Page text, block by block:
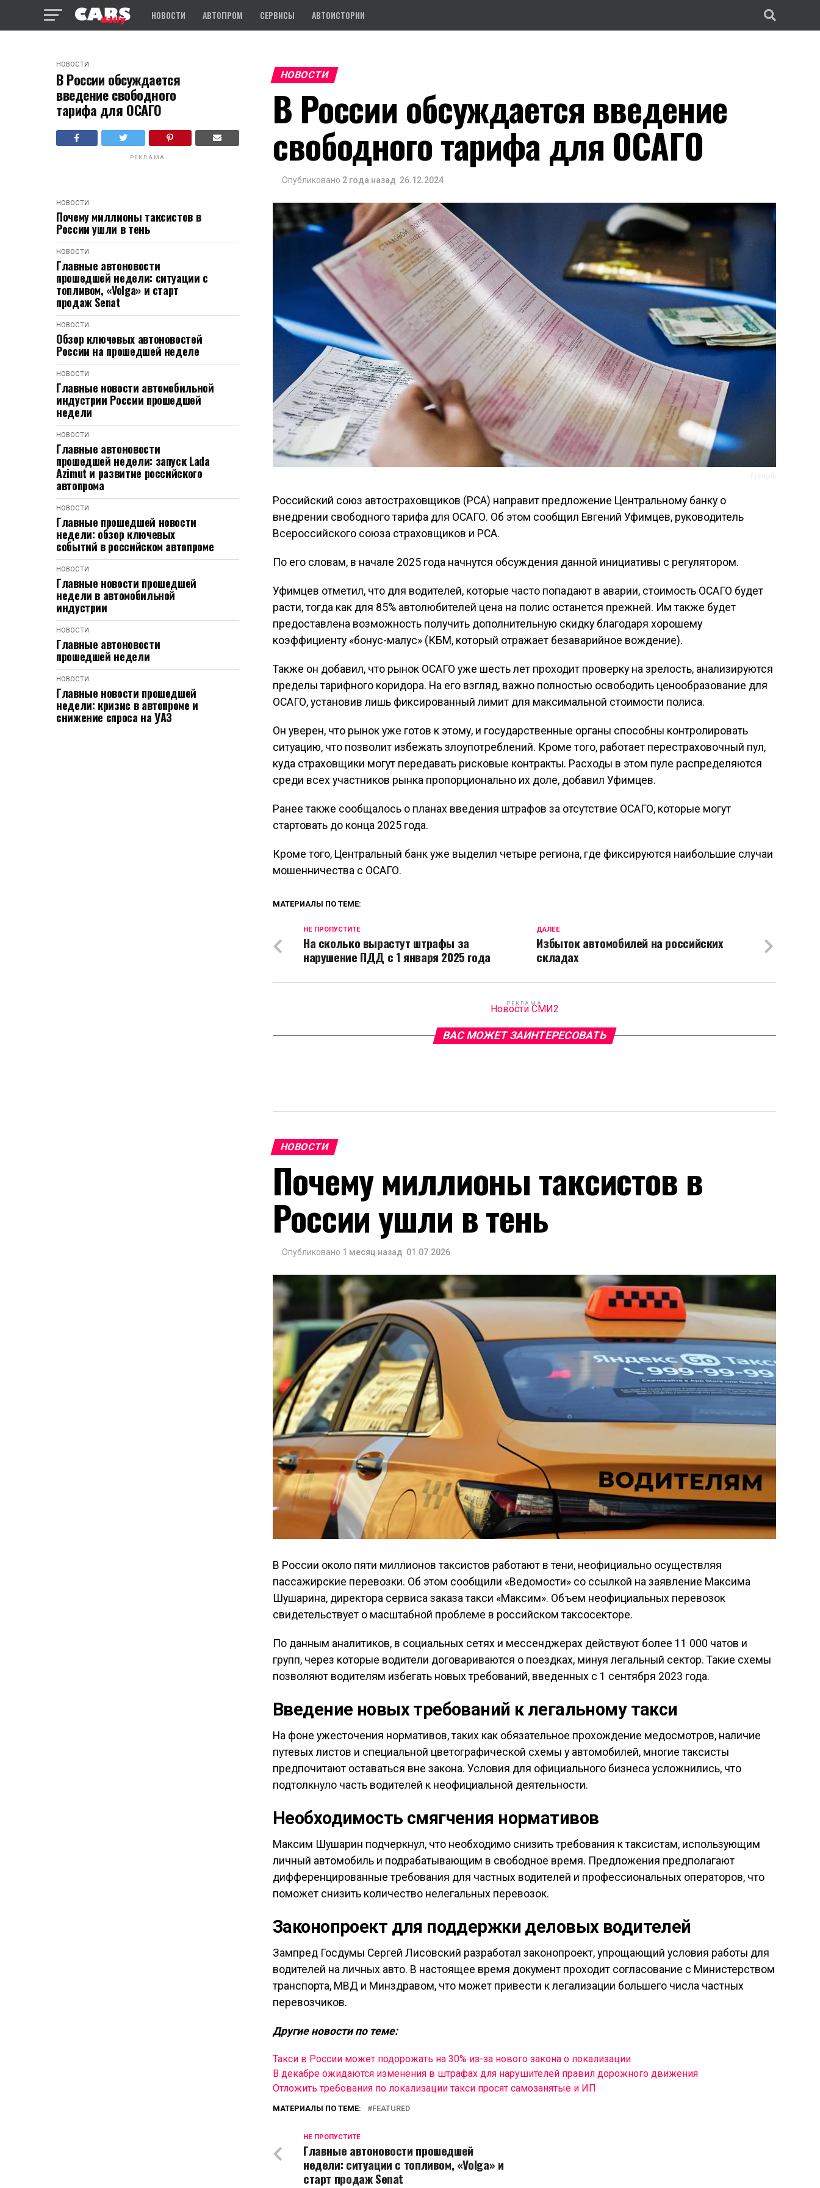
НОВОСТИ АВТОПРОМ СЕРВИСЫ АВТОИСТОРИИ
НОВОСТИ
В России обсуждается
введение свободного
тарифа для ОСАГО
РЕКЛАМА
НОВОСТИ
Почему миллионы таксистов в
России ушли в тень
НОВОСТИ
Главные автоновости
прошедшей недели: ситуации с
топливом, «Volga» и старт
продаж Senat
НОВОСТИ
Обзор ключевых автоновостей
России на прошедшей неделе
НОВОСТИ
Главные новости автомобильной
индустрии России прошедшей
недели
НОВОСТИ
Главные автоновости
прошедшей недели: запуск Lada
Azimut и развитие российского
автопрома
НОВОСТИ
Главные прошедшей новости
недели: обзор ключевых
событий в российском автопроме
НОВОСТИ
Главные новости прошедшей
недели в автомобильной
индустрии
НОВОСТИ
Главные автоновости
прошедшей недели
НОВОСТИ
Главные новости прошедшей
недели: кризис в автопроме и
снижение спроса на УАЗ
НОВОСТИ
В России обсуждается введение
свободного тарифа для ОСАГО
Опубликовано 2 года назад 26.12.2024
Российский союз автостраховщиков (РСА) направит предложение Центральному банку о
внедрении свободного тарифа для ОСАГО. Об этом сообщил Евгений Уфимцев, руководитель
Всероссийского союза страховщиков и РСА.
По его словам, в начале 2025 года начнутся обсуждения данной инициативы с регулятором.
Уфимцев отметил, что для водителей, которые часто попадают в аварии, стоимость ОСАГО будет
расти, тогда как для 85% автолюбителей цена на полис останется прежней. Им также будет
предоставлена возможность получить дополнительную скидку благодаря хорошему
коэффициенту «бонус-малус» (КБМ, который отражает безаварийное вождение).
Также он добавил, что рынок ОСАГО уже шесть лет проходит проверку на зрелость, анализируются
пределы тарифного коридора. На его взгляд, важно полностью освободить ценообразование для
ОСАГО, установив лишь фиксированный лимит для максимальной стоимости полиса.
Он уверен, что рынок уже готов к этому, и государственные органы способны контролировать
ситуацию, что позволит избежать злоупотреблений. Кроме того, работает перестраховочный пул,
куда страховщики могут передавать рисковые контракты. Расходы в этом пуле распределяются
среди всех участников рынка пропорционально их доле, добавил Уфимцев.
Ранее также сообщалось о планах введения штрафов за отсутствие ОСАГО, которые могут
стартовать до конца 2025 года.
Кроме того, Центральный банк уже выделил четыре региона, где фиксируются наибольшие случаи
мошенничества с ОСАГО.
МАТЕРИАЛЫ ПО ТЕМЕ:
ДАЛЕЕ
Избыток автомобилей на российских
складах
НЕ ПРОПУСТИТЕ
На сколько вырастут штрафы за
нарушение ПДД с 1 января 2025 года
РЕКЛАМА
Новости СМИ2
ВАС МОЖЕТ ЗАИНТЕРЕСОВАТЬ
НОВОСТИ
Почему миллионы таксистов в
России ушли в тень
Опубликовано 1 месяц назад 01.07.2026
В России около пяти миллионов таксистов работают в тени, неофициально осуществляя
пассажирские перевозки. Об этом сообщили «Ведомости» со ссылкой на заявление Максима
Шушарина, директора сервиса заказа такси «Максим». Объем неофициальных перевозок
свидетельствует о масштабной проблеме в российском таксосекторе.
По данным аналитиков, в социальных сетях и мессенджерах действуют более 11 000 чатов и
групп, через которые водители договариваются о поездках, минуя легальный сектор. Такие схемы
позволяют водителям избегать новых требований, введенных с 1 сентября 2023 года.
Введение новых требований к легальному такси
На фоне ужесточения нормативов, таких как обязательное прохождение медосмотров, наличие
путевых листов и специальной цветографической схемы у автомобилей, многие таксисты
предпочитают оставаться вне закона. Условия для официального бизнеса усложнились, что
подтолкнуло часть водителей к неофициальной деятельности.
Необходимость смягчения нормативов
Максим Шушарин подчеркнул, что необходимо снизить требования к таксистам, использующим
личный автомобиль и подрабатывающим в свободное время. Предложения предполагают
дифференцированные требования для частных водителей и профессиональных операторов, что
поможет снизить количество нелегальных перевозок.
Законопроект для поддержки деловых водителей
Зампред Госдумы Сергей Лисовский разработал законопроект, упрощающий условия работы для
водителей на личных авто. В настоящее время документ проходит согласование с Министерством
транспорта, МВД и Минздравом, что может привести к легализации большего числа частных
перевозчиков.
Другие новости по теме:
Такси в России может подорожать на 30% из-за нового закона о локализации
В декабре ожидаются изменения в штрафах для нарушителей правил дорожного движения
Отложить требования по локализации такси просят самозанятые и ИП
МАТЕРИАЛЫ ПО ТЕМЕ: FEATURED
НЕ ПРОПУСТИТЕ
Главные автоновости прошедшей
недели: ситуации с топливом, «Volga» и
старт продаж Senat